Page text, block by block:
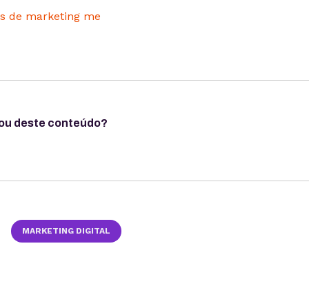
deste conteúdo?
MARKETING DIGITAL